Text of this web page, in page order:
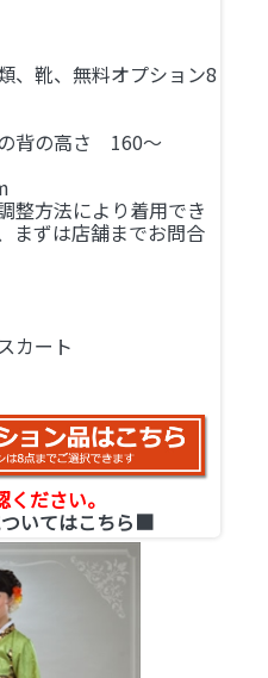
、靴、無料オプション8
背の高さ 160～
整方法により着用でき
まずは店舗までお問合
カート
ださい。
いてはこちら■